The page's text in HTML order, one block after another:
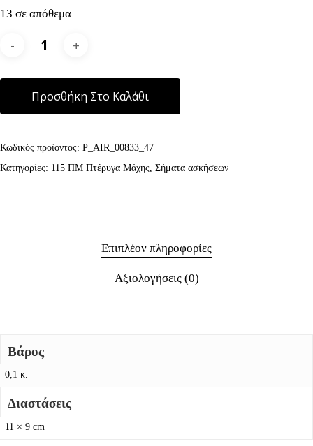
13 σε απόθεμα
Προσθήκη Στο Καλάθι
Κωδικός προϊόντος: P_AIR_00833_47
Κατηγορίες: 115 ΠΜ Πτέρυγα Μάχης, Σήματα ασκήσεων
Επιπλέον πληροφορίες
Αξιολογήσεις (0)
Βάρος
0,1 κ.
Διαστάσεις
11 × 9 cm